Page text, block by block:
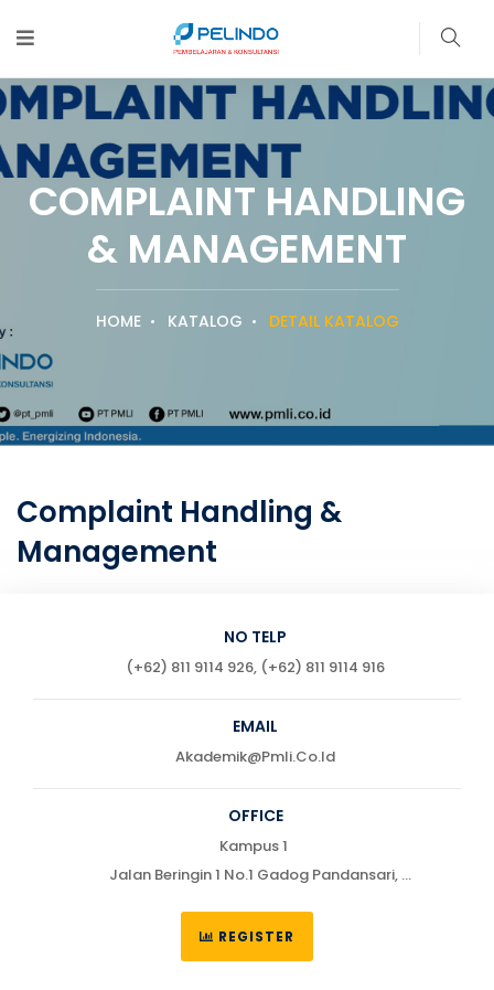
COMPLAINT HANDLING
& MANAGEMENT
HOME KATALOG DETAIL KATALOG
Complaint Handling &
Management
NO TELP
(+62) 811 9114 926, (+62) 811 9114 916
EMAIL
Akademik@pmli.co.id
OFFICE
Kampus 1
Jalan Beringin 1 No.1 Gadog Pandansari,
Telp : (0251) 7555622 / 755551
REGISTER